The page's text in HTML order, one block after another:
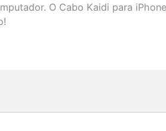
O Cabo Kaidi para